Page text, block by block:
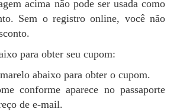
Sem o registro online, você não
para obter seu cupom:
abaixo para obter o cupom.
conforme aparece no passaporte
de e-mail.